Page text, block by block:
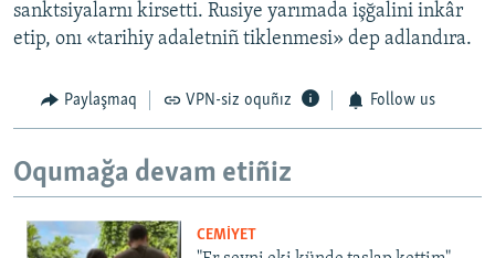
sanktsiyalarnı kirsetti. Rusiye yarımada işğalini inkâr
etip, onı «tarihiy adaletniñ tiklenmesi» dep adlandıra.
Paylaşmaq VPN-siz oquñız Follow us
Oqumağa devam etiñiz
CEMİYET